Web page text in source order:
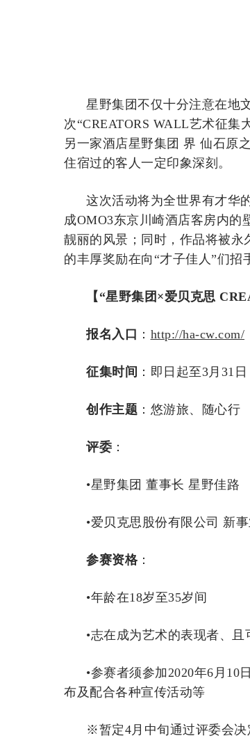
星野集团不仅十分注意在地
次“CREATORS WALL艺术征集
另一家酒店星野集团 界 仙石原
住宿过的客人一定印象深刻。
这次活动将为全世界有才华
成OMO3东京川崎酒店客房内的
靓丽的风景；同时，作品将被永
的丰厚奖励在向“才子佳人”们招
【“星野集团×爱贝克思
报名入口 ： http://ha-cw.com/
征集时间 ：即日起至3月31
创作主题 ：悠游旅、随心行
评委 ：
•星野集团 董事长 星野佳路
•爱贝克思股份有限公司 新
参赛资格：
•年龄在18岁至35岁间
•志在成为艺术的表现者、
•参赛者须参加2020年6月
布及配合各种宣传活动等
※暂定4月中旬通过评委会决